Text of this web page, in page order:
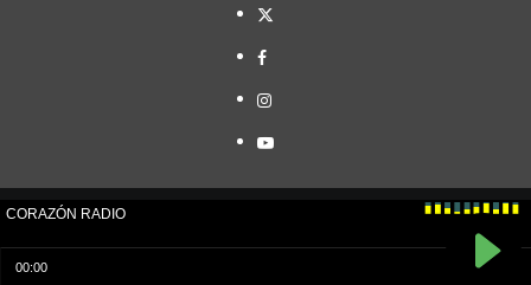
TWITTER
FACEBOOK
INSTAGRAM
YOUTUBE